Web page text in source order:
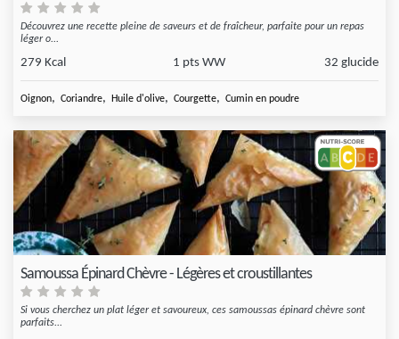
Découvrez une recette pleine de saveurs et de fraîcheur, parfaite pour un repas
léger o...
279 Kcal 1 pts WW 32 glucide
Oignon, Coriandre, Huile d'olive, Courgette, Cumin en poudre
Samoussa Épinard Chèvre - Légères et croustillantes
Si vous cherchez un plat léger et savoureux, ces samoussas épinard chèvre sont
parfaits...